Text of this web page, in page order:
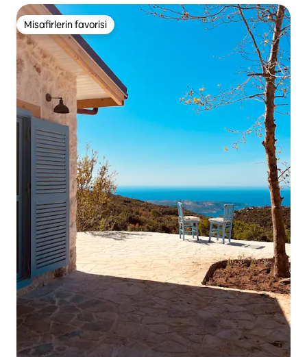
Misafirlerin favorisi
Misafirlerin favorisi